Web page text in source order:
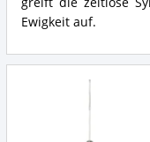
Ewigkeit auf.